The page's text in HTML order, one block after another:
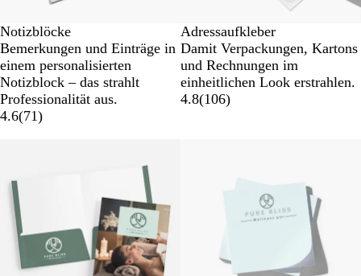
Notizblöcke
Bemerkungen und Einträge in
einem personalisierten
Notizblock – das strahlt
Professionalität aus.
4.6(71)
Adressaufkleber
Damit Verpackungen, Kartons
und Rechnungen im
einheitlichen Look erstrahlen.
4.8(106)